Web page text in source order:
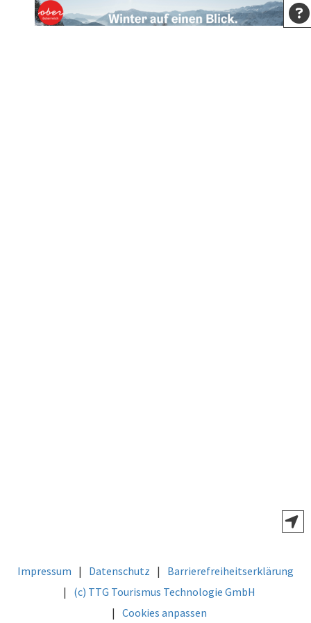
Impressum Datenschutz
Barrierefreiheitserklärung
(c) TTG Tourismus Technologie GmbH
Cookies anpassen